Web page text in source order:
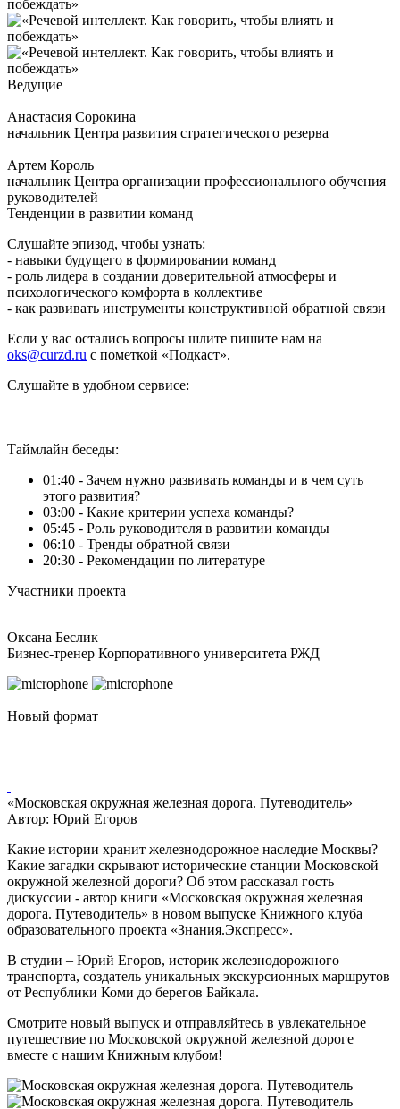
Ведущие
Анастасия Сорокина
начальник Центра развития стратегического резерва
Артем Король
начальник Центра организации профессионального обучения
руководителей
Тенденции в развитии команд
Слушайте эпизод, чтобы узнать:
- навыки будущего в формировании команд
- роль лидера в создании доверительной атмосферы и
психологического комфорта в коллективе
- как развивать инструменты конструктивной обратной связи
Если у вас остались вопросы шлите пишите нам на
oks@curzd.ru с пометкой «Подкаст».
Слушайте в удобном сервисе:
Таймлайн беседы:
01:40 - Зачем нужно развивать команды и в чем суть
этого развития?
03:00 - Какие критерии успеха команды?
05:45 - Роль руководителя в развитии команды
06:10 - Тренды обратной связи
20:30 - Рекомендации по литературе
Участники проекта
Оксана Беслик
Бизнес-тренер Корпоративного университета РЖД
Новый формат
«Московская окружная железная дорога. Путеводитель»
Автор: Юрий Егоров
Какие истории хранит железнодорожное наследие Москвы?
Какие загадки скрывают исторические станции Московской
окружной железной дороги? Об этом рассказал гость
дискуссии - автор книги «Московская окружная железная
дорога. Путеводитель» в новом выпуске Книжного клуба
образовательного проекта «Знания.Экспресс».
В студии – Юрий Егоров, историк железнодорожного
транспорта, создатель уникальных экскурсионных маршрутов
от Республики Коми до берегов Байкала.
Смотрите новый выпуск и отправляйтесь в увлекательное
путешествие по Московской окружной железной дороге
вместе с нашим Книжным клубом!